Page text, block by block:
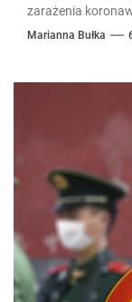
zarażenia
Marianna Bułka